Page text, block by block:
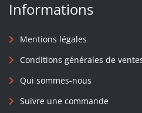
Informations
Mentions légales
Conditions générales de
Qui sommes-nous
Suivre une commande